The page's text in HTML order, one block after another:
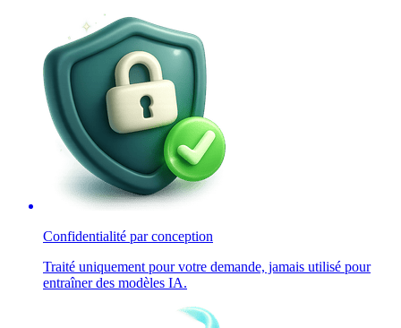
Confidentialité par conception
Traité uniquement pour votre demande, jamais utilisé pour
entraîner des modèles IA.